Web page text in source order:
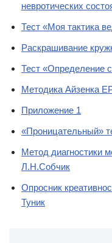
невротических
Тест «Моя тактика
Раскрашивание
Тест «Определение
Методика Айзенка
Приложение 1
«Проницательный»
Метод диагностики
Л.Н.Собчик
Опросник
Туник